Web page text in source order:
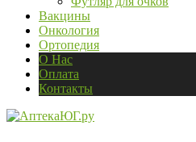
Вакцины
Онкология
Ортопедия
О Нас
Оплата
Контакты